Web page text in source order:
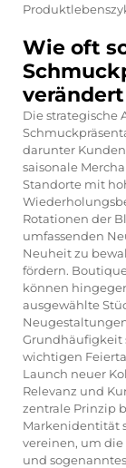
Wie oft
Die strategische
darunter
saisonale
Standorte mit
Rotationen der
umfassenden
Neuheit zu
fördern.
können
ausgewählte
Grundhäufigkeit
wichtigen
Launch neuer
Relevanz und
zentrale Prinzip
Markenidentität
vereinen, um
und